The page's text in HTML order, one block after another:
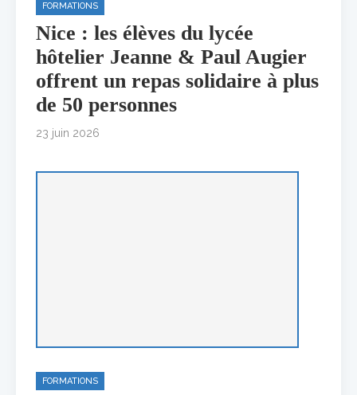
FORMATIONS
Nice : les élèves du lycée
hôtelier Jeanne & Paul Augier
offrent un repas solidaire à plus
de 50 personnes
23 juin 2026
FORMATIONS